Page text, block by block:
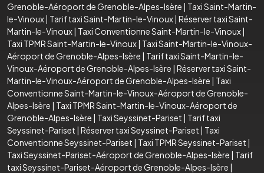
Grenoble-Aéroport de Grenoble-Alpes-Isère | Taxi Saint-Martin-
le-Vinoux| Tarif taxi Saint-Martin-le-Vinoux| Réserver taxi Saint-
Martin-le-Vinoux| Taxi Conventionne Saint-Martin-le-Vinoux|
Taxi TPMR Saint-Martin-le-Vinoux| Taxi Saint-Martin-le-Vinoux-
Aéroport de Grenoble-Alpes-Isère | Tarif taxi Saint-Martin-le-
Vinoux-Aéroport de Grenoble-Alpes-Isère | Réserver taxi Saint-
Martin-le-Vinoux-Aéroport de Grenoble-Alpes-Isère | Taxi
Conventionne Saint-Martin-le-Vinoux-Aéroport de Grenoble-
Alpes-Isère | Taxi TPMR Saint-Martin-le-Vinoux-Aéroport de
Grenoble-Alpes-Isère | Taxi Seyssinet-Pariset | Tarif taxi
Seyssinet-Pariset | Réserver taxi Seyssinet-Pariset | Taxi
Conventionne Seyssinet-Pariset | Taxi TPMR Seyssinet-Pariset |
Taxi Seyssinet-Pariset-Aéroport de Grenoble-Alpes-Isère | Tarif
taxi Seyssinet-Pariset-Aéroport de Grenoble-Alpes-Isère |